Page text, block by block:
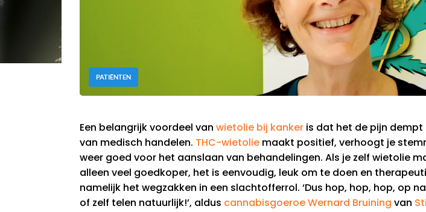
PATIËNTEN
Een belangrijk voordeel van wietolie bij kanker is dat het de pijn dempt
van medisch handelen. THC-wietolie maakt positief, verhoogt je
weer goed voor het aanslaan van behandelingen. Als je zelf wietolie
alleen veel goedkoper, het is eenvoudig, leuk om te doen en
namelijk het wegzakken in een slachtofferrol. ‘Dus hop, hop, hop, op
of zelf telen natuurlijk!’, aldus cannabisgoeroe Wernard Bruining van